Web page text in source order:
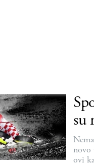
su
ovi